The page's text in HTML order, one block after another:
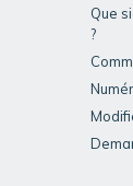
Que
?